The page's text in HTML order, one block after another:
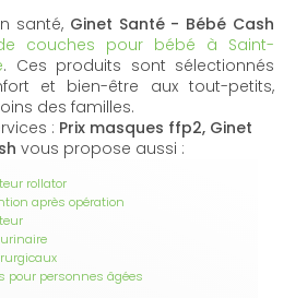
santé, Ginet Santé - Bébé Cash
couches pour bébé à Saint-
. Ces produits sont sélectionnés
et bien-être aux tout-petits,
des familles.
: Prix masques ffp2, Ginet
vous propose aussi :
rollator
après opération
pour personnes âgées